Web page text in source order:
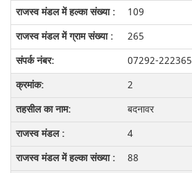
109
265
07292-222365
2
बदनावर
4
88